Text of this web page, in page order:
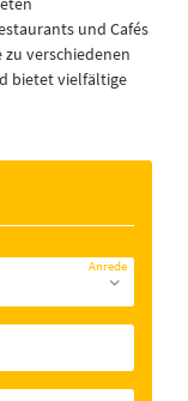
und Cafés
verschiedenen
bietet vielfältige
Anrede